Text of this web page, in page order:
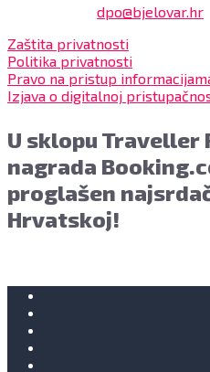
dpo@bjelovar.hr
Zaštita privatnosti
Politika privatnosti
Pravo na pristup
Izjava o digitalnoj
U sklopu Traveller
nagrada
proglašen
Hrvatskoj!